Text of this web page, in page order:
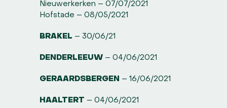
Nieuwerkerken – 07/07/2021
Hofstade – 08/05/2021
BRAKEL – 30/06/21
DENDERLEEUW– 04/06/2021
GERAARDSBERGEN – 16/06/2021
HAALTERT – 04/06/2021